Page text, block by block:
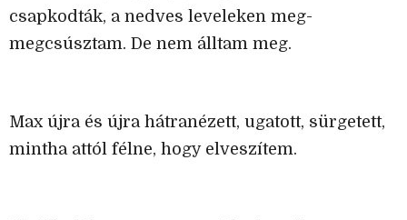
csapkodták, a nedves leveleken meg-
megcsúsztam. De nem álltam meg.
Max újra és újra hátranézett, ugatott, sürgetett,
mintha attól félne, hogy elveszítem.